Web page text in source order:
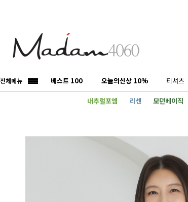
전체메뉴 베스트 100 오늘의신상 10% 티셔츠
내추럴포엠 리센 모던베이직